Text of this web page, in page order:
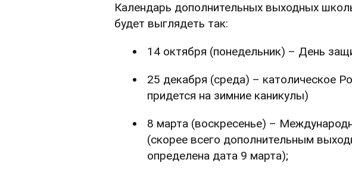
Календарь дополнительных выходных
будет выглядеть так:
14 октября (понедельник) – День
25 декабря (среда) – католическое
придется на зимние каникулы)
8 марта (воскресенье) –
(скорее всего дополнительным
определена дата 9 марта);